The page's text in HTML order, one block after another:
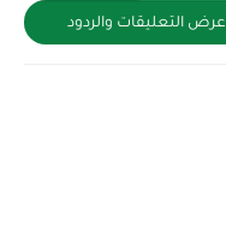
عرض التعليقات والردود